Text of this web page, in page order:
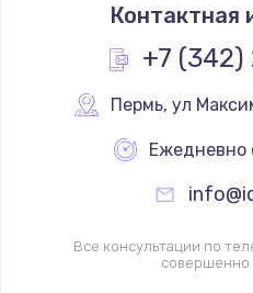
900
900
Не
Контактная
+7
Пермь, ул
Ежедневно
Все консультации по
совершенно